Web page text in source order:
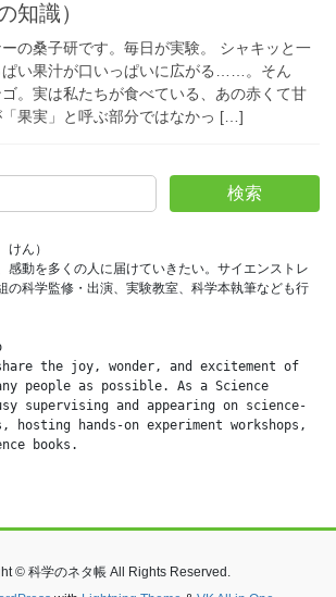
知識）
の桑子研です。毎日が実験。 シャキッと一
ぱい果汁が口いっぱいに広がる……。そん
。実は私たちが食べている、あの赤くて甘
果実」と呼ぶ部分ではなかっ […]
検索
ん）
感動を多くの人に届けていきたい。サイエンストレ
の科学監修・出演、実験教室、科学本執筆なども行
the joy, wonder, and excitement of
people as possible. As a Science
supervising and appearing on science-
hosting hands-on experiment workshops,
books.
© 科学のネタ帳 All Rights Reserved.